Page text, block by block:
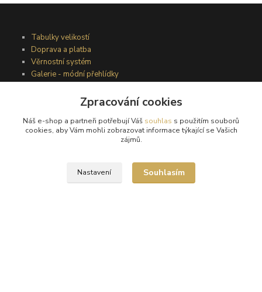
Tabulky velikostí
Doprava a platba
Věrnostní systém
Galerie - módní přehlídky
Podmínky užití webového rozhraní
Obchodní podmínky
Zpracování cookies
Náš e-shop a partneři potřebují Váš souhlas s použitím souborů
cookies, aby Vám mohli zobrazovat informace týkající se Vašich
zájmů.
Nastavení Souhlasím